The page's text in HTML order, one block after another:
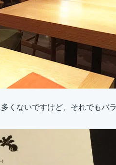
くないですけど、それでもバ